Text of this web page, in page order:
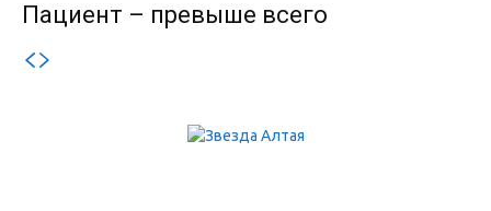
Пациент – превыше всего